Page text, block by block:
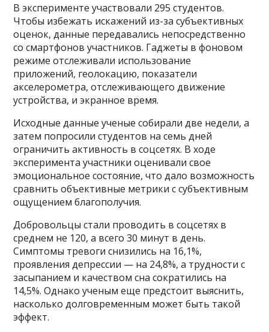
В эксперименте участвовали 295 студентов.
Чтобы избежать искажений из-за субъективных
оценок, данные передавались непосредственно
со смартфонов участников. Гаджеты в фоновом
режиме отслеживали использование
приложений, геолокацию, показатели
акселерометра, отслеживающего движение
устройства, и экранное время.
Исходные данные ученые собирали две недели, а
затем попросили студентов на семь дней
ограничить активность в соцсетях. В ходе
эксперимента участники оценивали свое
эмоциональное состояние, что дало возможность
сравнить объективные метрики с субъективным
ощущением благополучия.
Добровольцы стали проводить в соцсетях в
среднем не 120, а всего 30 минут в день.
Симптомы тревоги снизились на 16,1%,
проявления депрессии — на 24,8%, а трудности с
засыпанием и качеством сна сократились на
14,5%. Однако ученым еще предстоит выяснить,
насколько долговременным может быть такой
эффект.